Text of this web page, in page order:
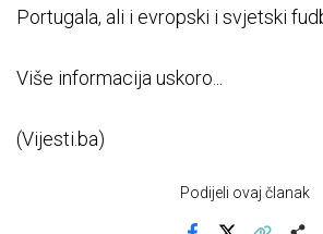
Portugala, ali i evropski i svjetski
Više informacija uskoro...
(Vijesti.ba)
Podijeli ovaj članak